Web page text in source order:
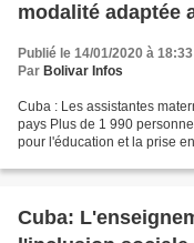
modalité adaptée
Publié le 14/01/2020 à 18:33
Par Bolivar Infos
Cuba : Les assistantes
pays Plus de 1 990
pour l'éducation et la prise
Cuba: